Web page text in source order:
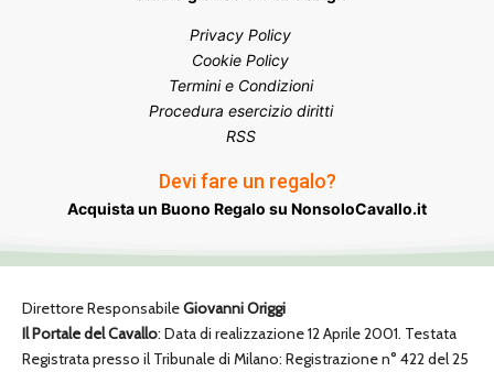
Privacy Policy
Cookie Policy
Termini e Condizioni
Procedura esercizio diritti
RSS
Devi fare un regalo?
Acquista un Buono Regalo su NonsoloCavallo.it
Direttore ResponsabileGiovanni Origgi
Il Portale del Cavallo: Data di realizzazione 12 Aprile 2001. Testata
Registrata presso il Tribunale di Milano: Registrazione n° 422 del 25